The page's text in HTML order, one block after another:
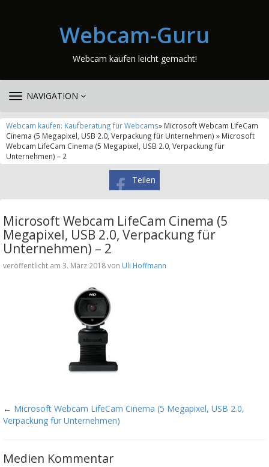
Webcam-Guru
Webcam kaufen leicht gemacht!
TOGGLE
NAVIGATION
Webcam kaufen: Kaufberatung für Webcams» Microsoft Webcam LifeCam
Cinema (5 Megapixel, USB 2.0, Verpackung für Unternehmen) » Microsoft
Webcam LifeCam Cinema (5 Megapixel, USB 2.0, Verpackung für
Unternehmen) – 2
Teilen
Microsoft Webcam LifeCam Cinema (5
Megapixel, USB 2.0, Verpackung für
Unternehmen) – 2
veröffentlicht am 3. März 2018 von Uli Hoffmann
← Microsoft Webcam LifeCam Cinema (5 Megapixel, USB 2.0,
Verpackung für Unternehmen)
Medien Kommentar